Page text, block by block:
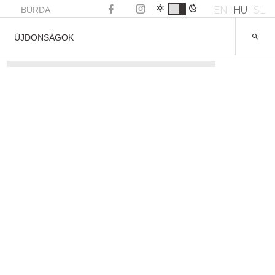
BURDA EN HU SL
ÚJDONSÁGOK